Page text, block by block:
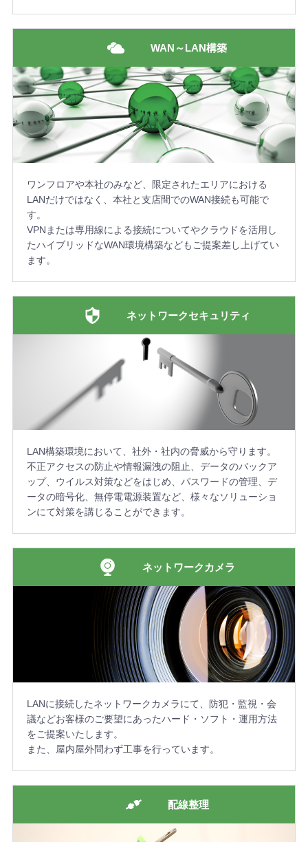
WAN～LAN構築
ワンフロアや本社のみなど、限定されたエリアにおける
LANだけではなく、本社と支店間でのWAN接続も可能で
す。
VPNまたは専用線による接続についてやクラウドを活用し
たハイブリッドなWAN環境構築などもご提案差し上げてい
ます。
ネットワークセキュリティ
LAN構築環境において、社外・社内の脅威から守ります。
不正アクセスの防止や情報漏洩の阻止、データのバックア
ップ、ウイルス対策などをはじめ、パスワードの管理、デ
ータの暗号化、無停電電源装置など、様々なソリューショ
ンにて対策を講じることができます。
ネットワークカメラ
LANに接続したネットワークカメラにて、防犯・監視・会
議などお客様のご要望にあったハード・ソフト・運用方法
をご提案いたします。
また、屋内屋外問わず工事を行っています。
配線整理